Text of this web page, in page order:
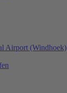
Airport (Windhoek)